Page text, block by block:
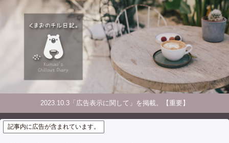
2023.10.3「広告表示に関して」を掲載。【重要】
記事内に広告が含まれています。